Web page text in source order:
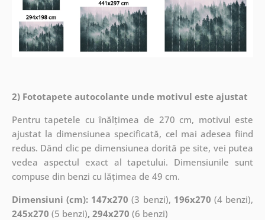
2) Fototapete autocolante unde motivul este ajustat
Pentru tapetele cu înălțimea de 270 cm, motivul este
ajustat la dimensiunea specificată, cel mai adesea fiind
redus. Dând clic pe dimensiunea dorită pe site, vei putea
vedea aspectul exact al tapetului. Dimensiunile sunt
compuse din benzi cu lățimea de 49 cm.
Dimensiuni (cm): 147x270 (3 benzi), 196x270 (4 benzi),
245x270 (5 benzi), 294x270 (6 benzi)